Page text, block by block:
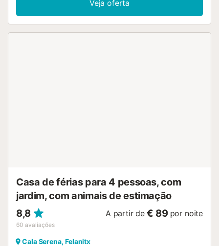
resort de Cala d'Or. A casa de férias possui uma
inspiradora arquitectura: tem uma elegante e redonda
ficam a apenas 850 m e 1 km, respec...
Veja oferta
Casa de férias para 4 pessoas, com
jardim, com animais de estimação
8,8
60 avaliações
A partir de € 89 por noite
Cala Serena, Felanitx